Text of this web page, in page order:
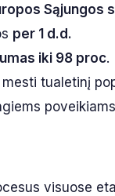
Sąjungos
per 1 d.d.
iki 98 proc.
tualetinį
visuose